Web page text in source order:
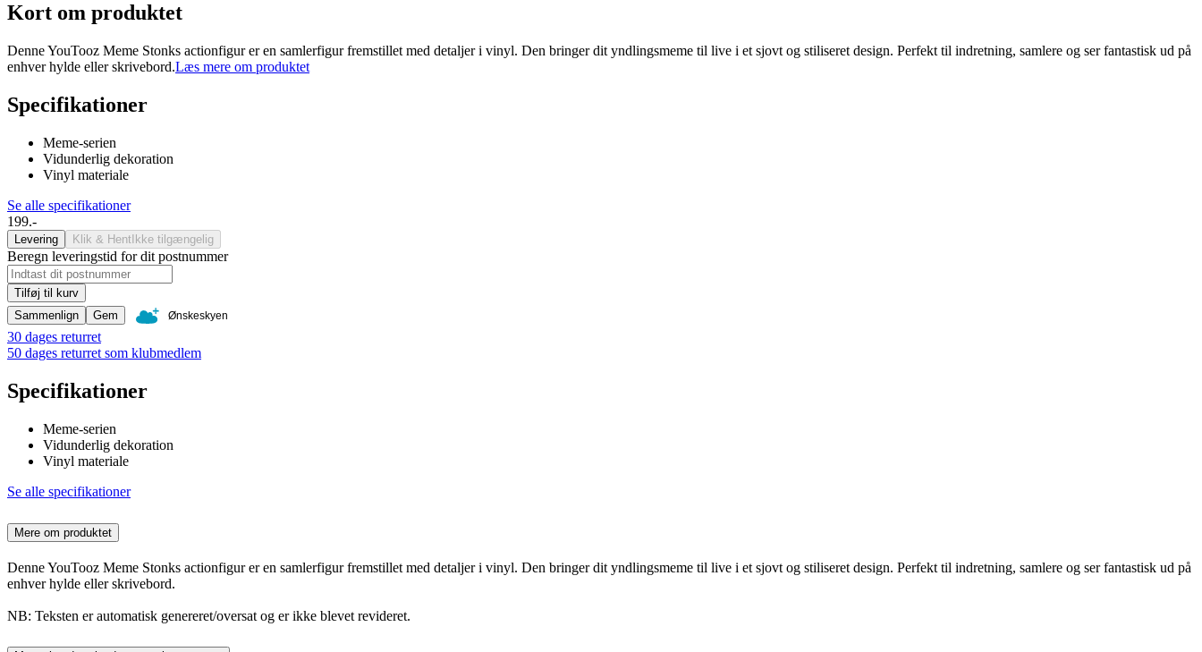
Kort om produktet
Denne YouTooz Meme Stonks actionfigur er en samlerfigur fremstillet med detaljer i vinyl. Den bringer dit yndlingsmeme til live i et sjovt og stiliseret design. Perfekt til indretning, samlere og ser fantastisk ud på
enhver hylde eller skrivebord.Læs mere om produktet
Specifikationer
Meme-serien
Vidunderlig dekoration
Vinyl materiale
Se alle specifikationer
199.-
Levering Klik & Hent Ikke tilgængelig
Beregn leveringstid for dit postnummer
Tilføj til kurv
Sammenlign
Gem Ønskeskyen
30 dages returret
50 dages returret som klubmedlem
Specifikationer
Meme-serien
Vidunderlig dekoration
Vinyl materiale
Se alle specifikationer
Mere om produktet
Denne YouTooz Meme Stonks actionfigur er en samlerfigur fremstillet med detaljer i vinyl. Den bringer dit yndlingsmeme til live i et sjovt og stiliseret design. Perfekt til indretning, samlere og ser fantastisk ud på
enhver hylde eller skrivebord.
NB: Teksten er automatisk genereret/oversat og er ikke blevet revideret.